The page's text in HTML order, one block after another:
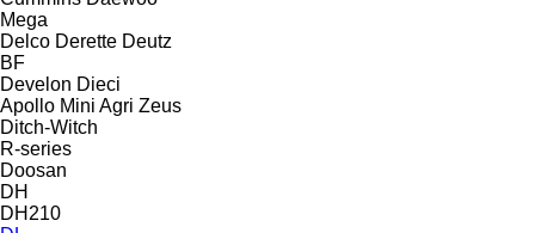
Mega
Delco Derette Deutz
BF
Develon Dieci
Apollo Mini Agri Zeus
Ditch-Witch
R-series
Doosan
DH
DH210